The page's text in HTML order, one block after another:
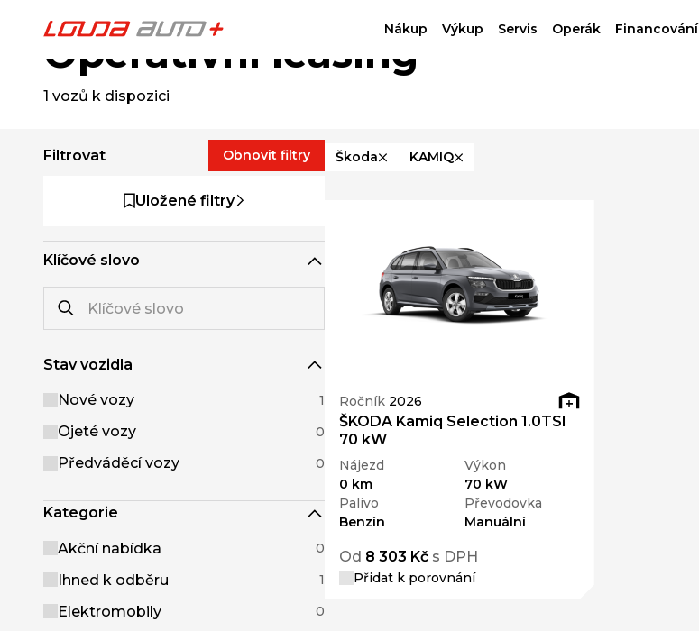
Nákup Výkup Servis Operák Financování
Operativní leasing
1 vozů k dispozici
Filtrovat Obnovit filtry
Uložené filtry
Klíčové slovo
Stav vozidla
Nové vozy 1
Ojeté vozy 0
Předváděcí vozy 0
Kategorie
Akční nabídka 0
Ihned k odběru 1
Elektromobily 0
Škoda KAMIQ
Ročník 2026
ŠKODA Kamiq Selection 1.0TSI
70 kW
Nájezd
0 km
Výkon
70 kW
Palivo
Benzín
Převodovka
Manuální
Od 8 303 Kč s DPH
Přidat k porovnání